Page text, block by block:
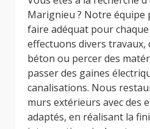
Marignieu ? Notre équipe
faire adéquat pour
effectuons divers travaux,
béton ou percer des
passer des gaines
canalisations. Nous
murs extérieurs avec des
adaptés, en réalisant la